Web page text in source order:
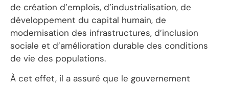
de création d’emplois, d’industrialisation, de
développement du capital humain, de
modernisation des infrastructures, d’inclusion
sociale et d’amélioration durable des conditions
de vie des populations.
À cet effet, il a assuré que le gouvernement